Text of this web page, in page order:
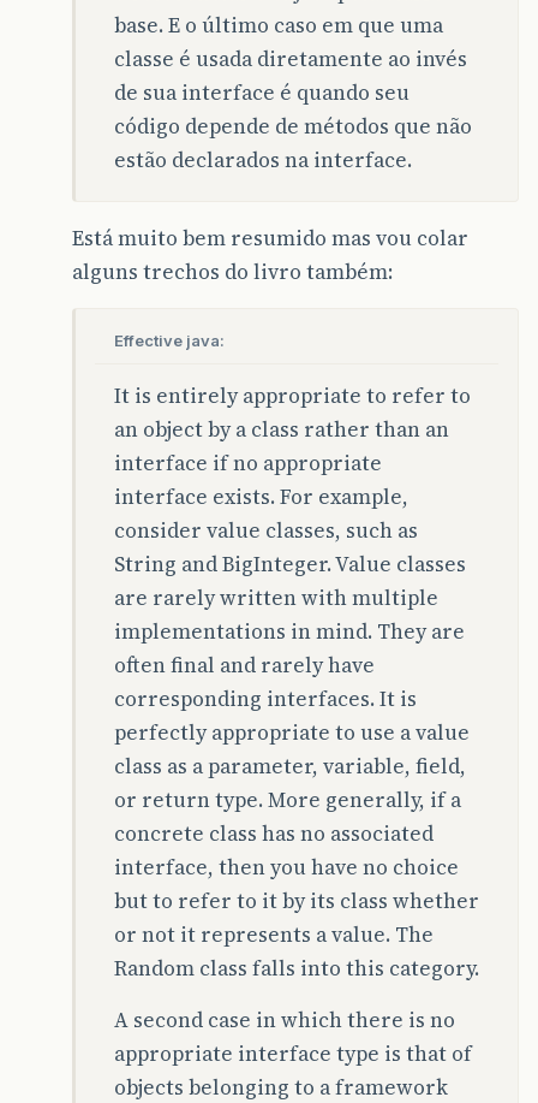
base. E o último caso em que uma
classe é usada diretamente ao invés
de sua interface é quando seu
código depende de métodos que não
estão declarados na interface.
Está muito bem resumido mas vou colar
alguns trechos do livro também:
Effective java:
It is entirely appropriate to refer to
an object by a class rather than an
interface if no appropriate
interface exists. For example,
consider value classes, such as
String and BigInteger. Value classes
are rarely written with multiple
implementations in mind. They are
often final and rarely have
corresponding interfaces. It is
perfectly appropriate to use a value
class as a parameter, variable, field,
or return type. More generally, if a
concrete class has no associated
interface, then you have no choice
but to refer to it by its class whether
or not it represents a value. The
Random class falls into this category.
A second case in which there is no
appropriate interface type is that of
objects belonging to a framework